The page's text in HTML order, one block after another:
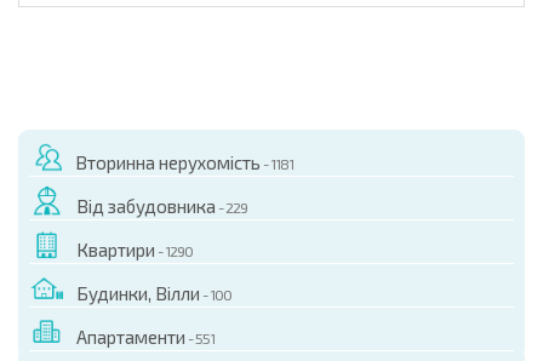
Вторинна нерухомість - 1181
Від забудовника - 229
Квартири - 1290
Будинки, Вілли - 100
Апартаменти - 551